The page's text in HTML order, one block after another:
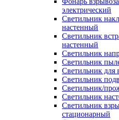
электрический
Светильник
настенный
Светильник
настенный
Светильник
Светильник
Светильник для
Светильник
Светильник/
Светильник
Светильник
стационарный